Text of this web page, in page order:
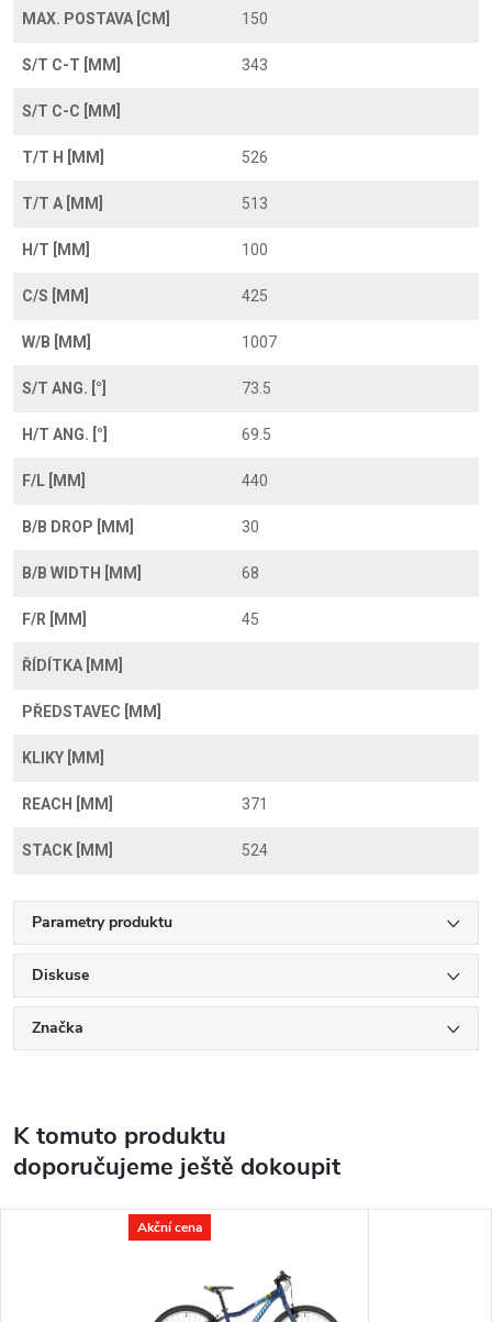
MAX. POSTAVA [CM] 150
S/T C-T [MM] 343
S/T C-C [MM]
T/T H [MM] 526
T/T A [MM] 513
H/T [MM] 100
C/S [MM] 425
W/B [MM] 1007
S/T ANG. [°] 73.5
H/T ANG. [°] 69.5
F/L [MM] 440
B/B DROP [MM] 30
B/B WIDTH [MM] 68
F/R [MM] 45
ŘÍDÍTKA [MM]
PŘEDSTAVEC [MM]
KLIKY [MM]
REACH [MM] 371
STACK [MM] 524
Parametry produktu
Diskuse
Značka
K tomuto produktu
doporučujeme ještě dokoupit
Akční cena